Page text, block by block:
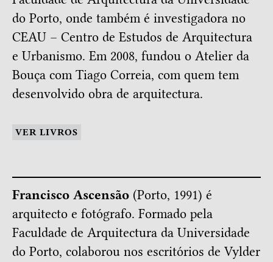
do Porto, onde também é investigadora no
CEAU – Centro de Estudos de Arquitectura
e Urbanismo. Em 2008, fundou o Atelier da
Bouça com Tiago Correia, com quem tem
desenvolvido obra de arquitectura.
VER LIVROS
Francisco Ascensão (Porto, 1991) é
arquitecto e fotógrafo. Formado pela
Faculdade de Arquitectura da Universidade
do Porto, colaborou nos escritórios de Vylder